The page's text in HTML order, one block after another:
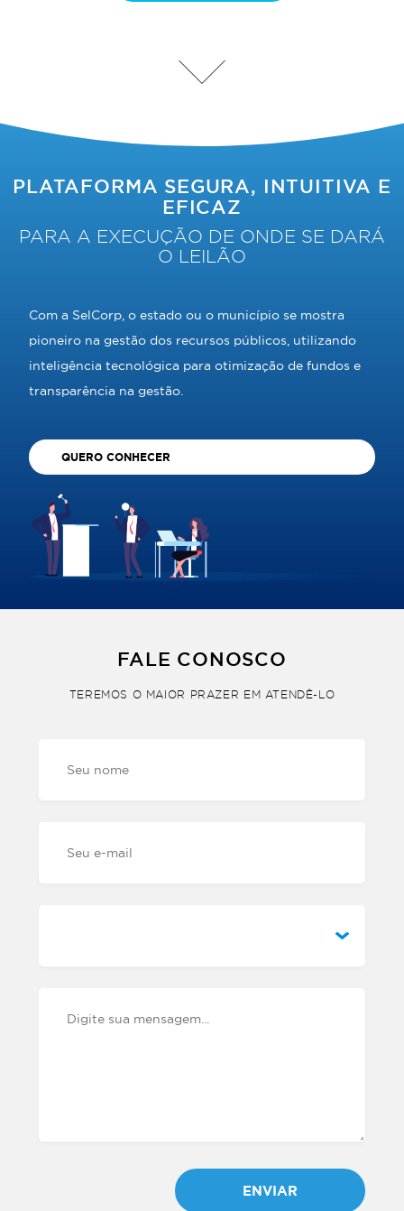
PLATAFORMA SEGURA, INTUITIVA E
EFICAZ
PARA A EXECUÇÃO DE ONDE SE DARÁ
O LEILÃO
Com a SelCorp, o estado ou o município se mostra
pioneiro na gestão dos recursos públicos, utilizando
inteligência tecnológica para otimização de fundos e
transparência na gestão.
QUERO CONHECER
FALE CONOSCO
TEREMOS O MAIOR PRAZER EM ATENDÊ-LO
ENVIAR